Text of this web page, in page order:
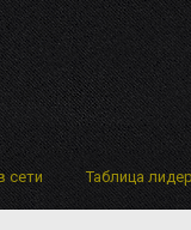
сети Таблица